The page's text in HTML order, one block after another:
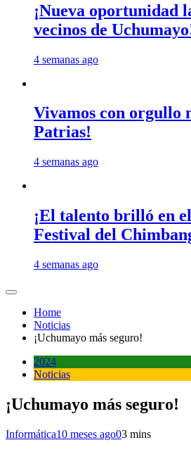
¡Nueva oportunidad
vecinos de
4 semanas ago
Vivamos con orgullo
Patrias!
4 semanas ago
¡El talento brilló en
Festival del
4 semanas ago
Home
Noticias
¡Uchumayo más seguro!
2024
Noticias
¡Uchumayo más seguro!
Informática10 meses ago03 mins